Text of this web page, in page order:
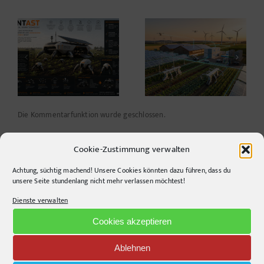
Cookie-Zustimmung verwalten
Achtung, süchtig machend! Unsere Cookies könnten dazu führen, dass du
unsere Seite stundenlang nicht mehr verlassen möchtest!
Dienste verwalten
Cookies akzeptieren
Ablehnen
Warum die
Energiewende auf
dem Acker nicht im
Motorraum beginnt
Farbwerte,
verschwundene
Funktionen und ein
kleines Helferlein
Die Kommentarfunktion wurde geschlossen.
Recent Posts
Design Study: Eine offene Idee gegen zunehmende Hitze